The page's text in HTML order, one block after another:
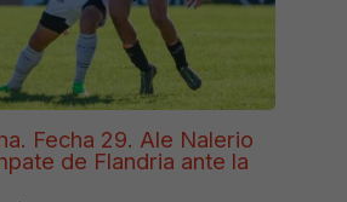
Fecha 29. Ale Nalerio
de Flandria ante la